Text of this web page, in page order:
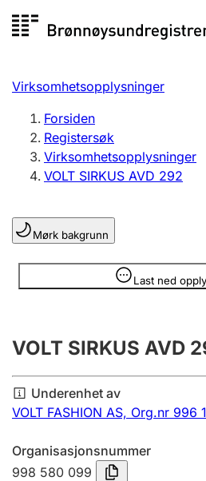
til
Registersøk
Aksjeselskap
Enkeltpersonforetak
Registrere, endre, slette
Lag og forening
Registrere, endre, slette
Årsregnskap
Innsending og
Tinglysing
Virksomhetsopplysninger
Forsiden
Registersøk
Virksomhetsopplysninger
VOLT SIRKUS AVD 292
Mørk bakgrunn
Last ned
Opplysninger er skjult
VOLT SIRKUS AVD
Underenhet av
VOLT FASHION AS, Org.nr 996
Organisasjonsnummer
998 580 099